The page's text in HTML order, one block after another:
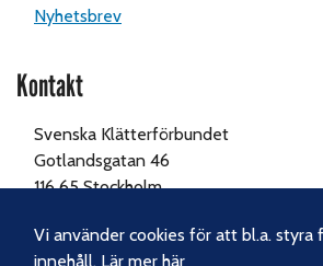
Nyhetsbrev
Kontakt
Svenska Klätterförbundet
Gotlandsgatan 46
116 65 Stockholm
Tel:070-238 69 46
Vi använder cookies för att bl.a. styra
innehåll. Lär merhär